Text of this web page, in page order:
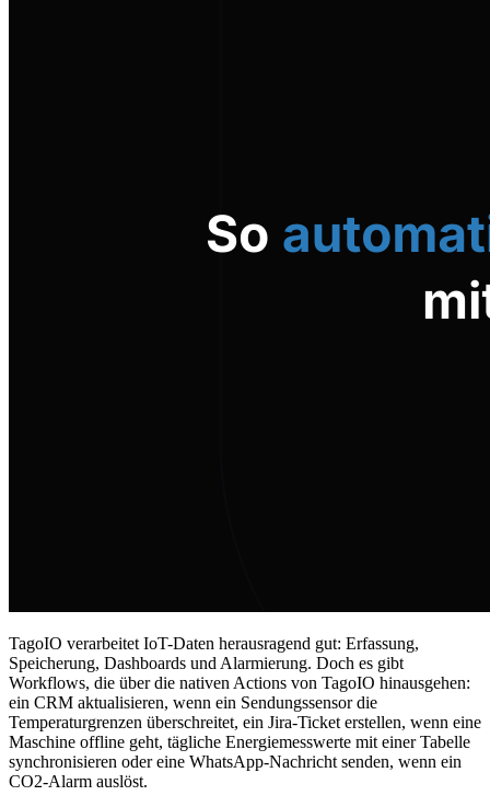
TagoIO verarbeitet IoT-Daten herausragend gut: Erfassung,
Speicherung, Dashboards und Alarmierung. Doch es gibt
Workflows, die über die nativen Actions von TagoIO hinausgehen:
ein CRM aktualisieren, wenn ein Sendungssensor die
Temperaturgrenzen überschreitet, ein Jira-Ticket erstellen, wenn eine
Maschine offline geht, tägliche Energiemesswerte mit einer Tabelle
synchronisieren oder eine WhatsApp-Nachricht senden, wenn ein
CO2-Alarm auslöst.